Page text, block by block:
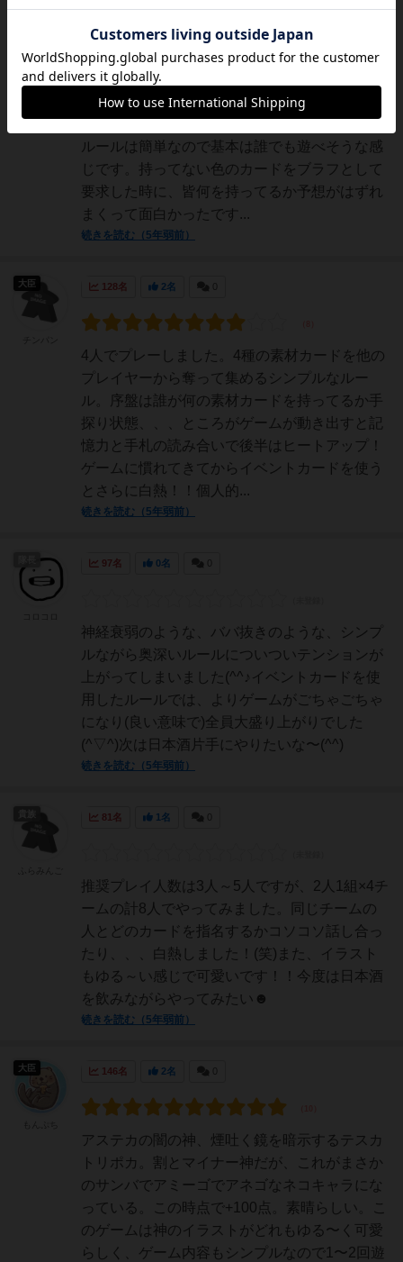
161名 1名 0 充実
〈★★★★☆次は絶対勝てそうな気がして沼に
ハマるやつ〉●負けてもなんか次は勝てそうな
気がして何回もやっちゃう感じの沼ゲーム基本
ルールは簡単なので基本は誰でも遊べそうな感
じです。持ってない色のカードをブラフとして
要求した時に、皆何を持ってるか予想がはずれ
まくって面白かったです...
続きを読む（5年弱前）
皇帝
ぽむぽむ
128名 2名
4人でプレーしました。4種の素材カードを他の
プレイヤーから奪って集めるシンプルなルー
ル。序盤は誰が何の素材カードを持ってるか手
探り状態、、、ところがゲームが動き出すと記
憶力と手札の読み合いで後半はヒートアップ！
ゲームに慣れてきてからイベントカードを使う
とさらに白熱！！個人的...
続きを読む（5年弱前）
大臣
97名 0名
神経衰弱のような、ババ抜きのような、シンプ
ルながら奥深いルールについついテンションが
上がってしまいました(^^♪イベントカードを使
用したルールでは、よりゲームがごちゃごちゃ
になり(良い意味で)全員大盛り上がりでした
(^▽^)次は日本酒片手にやりたいな〜(^^)
続きを読む（5年弱前）
81名 1名
推奨プレイ人数は3人～5人ですが、2人1組×4チ
ームの計8人でやってみました。同じチームの
人とどのカードを指名するかコソコソ話し合っ
たり、、、白熱しました！(笑)また、イラスト
もゆる～い感じで可愛いです！！今度は日本酒
を飲みながらやってみたい☻
続きを読む（5年弱前）
146名 2名
アステカの闇の神、煙吐く鏡を暗示するテスカ
トリポカ。割とマイナー神だが、これがまさか
のサンバでアミーゴでアネゴなネコキャラにな
っている。この時点で+100点。素晴らしい。こ
のゲームは神のイラストがどれもゆる〜く可愛
らしく、ゲーム内容もシンプルなので1〜2回遊
大臣